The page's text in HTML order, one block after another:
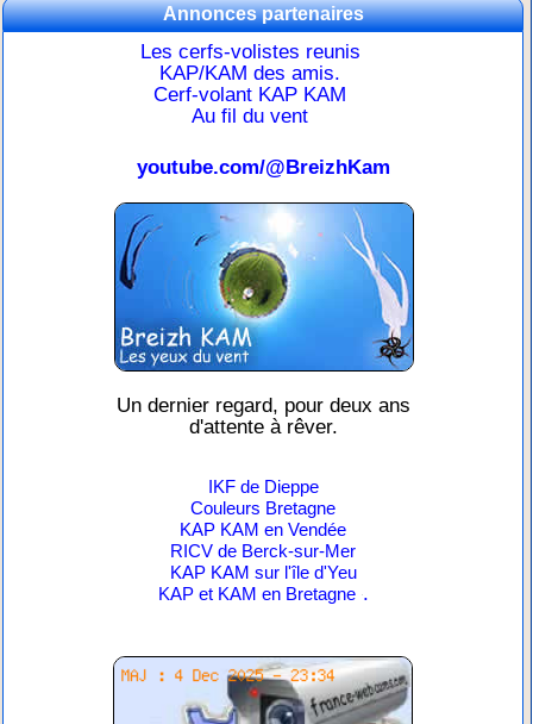
Annonces partenaires
Les cerfs-volistes reunis
KAP/KAM des amis.
Cerf-volant KAP KAM
Au fil du vent
youtube.com/@BreizhKam
Un dernier regard, pour deux ans
d'attente à rêver.
IKF de Dieppe
Couleurs Bretagne
KAP KAM en Vendée
RICV de Berck-sur-Mer
KAP KAM sur l'île d'Yeu
KAP et KAM en Bretagne .